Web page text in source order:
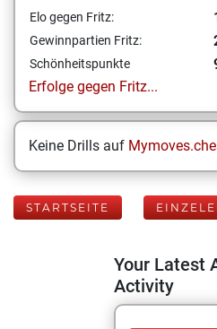
Elo gegen Fritz:
Gewinnpartien Fritz:
Schönheitspunkte
Erfolge gegen Fritz...
Keine Drills auf
STARTSEITE
Your Latest
Activity